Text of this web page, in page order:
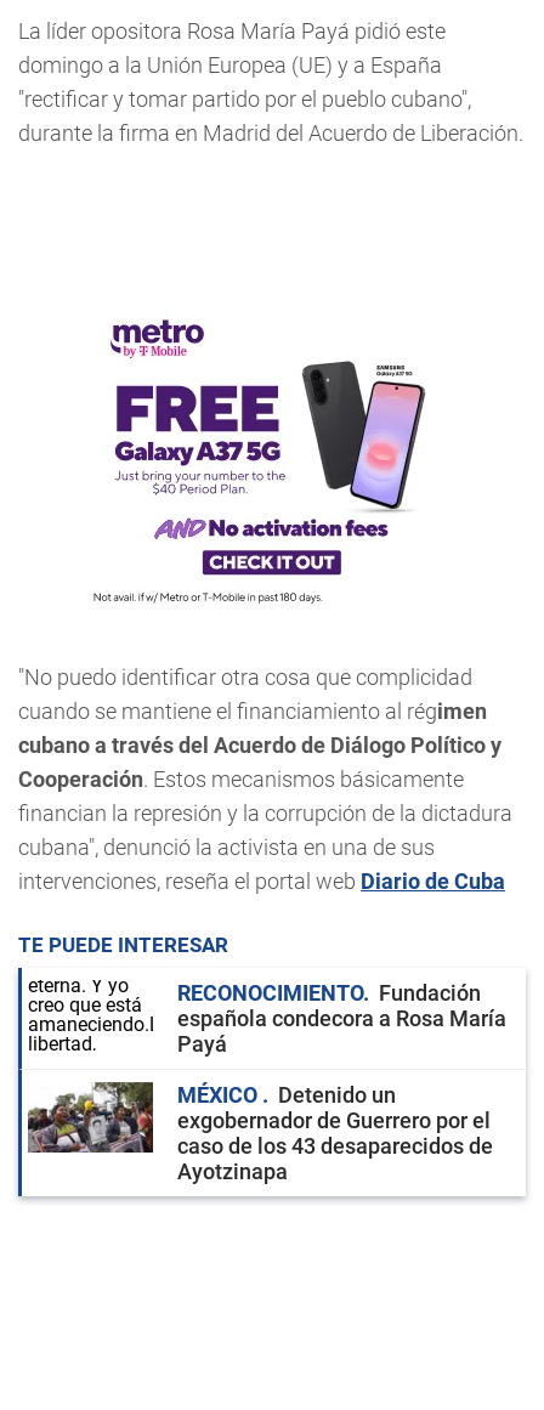
La líder opositora Rosa María Payá pidió este
domingo a la Unión Europea (UE) y a España
"rectificar y tomar partido por el pueblo cubano",
durante la firma en Madrid del Acuerdo de Liberación.
"No puedo identificar otra cosa que complicidad
cuando se mantiene el financiamiento al régimen
cubano a través del Acuerdo de Diálogo Político y
Cooperación. Estos mecanismos básicamente
financian la represión y la corrupción de la dictadura
cubana", denunció la activista en una de sus
intervenciones, reseña el portal web Diario de Cuba
TE PUEDE INTERESAR
RECONOCIMIENTO
Fundación
española condecora a Rosa María
Payá
MÉXICO
Detenido un
exgobernador de Guerrero por el
caso de los 43 desaparecidos de
Ayotzinapa